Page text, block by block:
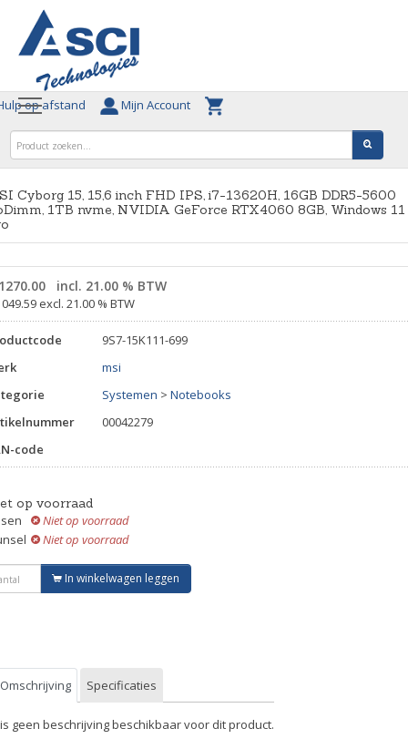
op afstand Mijn Account
Cyborg 15, 15,6 inch FHD IPS, i7-13620H, 16GB DDR5-5600
1TB nvme, NVIDIA GeForce RTX4060 8GB, Windows 11
incl. 21.00 % BTW
excl. 21.00 % BTW
9S7-15K111-699
msi
Systemen > Notebooks
00042279
code
op voorraad
Niet op voorraad
Niet op voorraad
In winkelwagen leggen
Omschrijving Specificaties
geen beschrijving beschikbaar voor dit product.